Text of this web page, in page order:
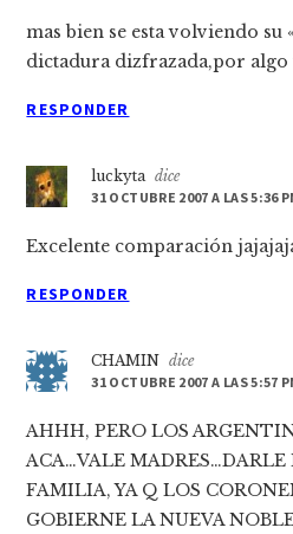
mas bien se esta volviendo su
dictadura dizfrazada,por algo
RESPONDER
luckyta dice
31 OCTUBRE 2007 A LAS 5:36
Excelente comparación
RESPONDER
CHAMIN dice
31 OCTUBRE 2007 A LAS 5:57
AHHH, PERO LOS
ACA…VALE MADRES…DARLE
FAMILIA, YA Q LOS
GOBIERNE LA NUEVA